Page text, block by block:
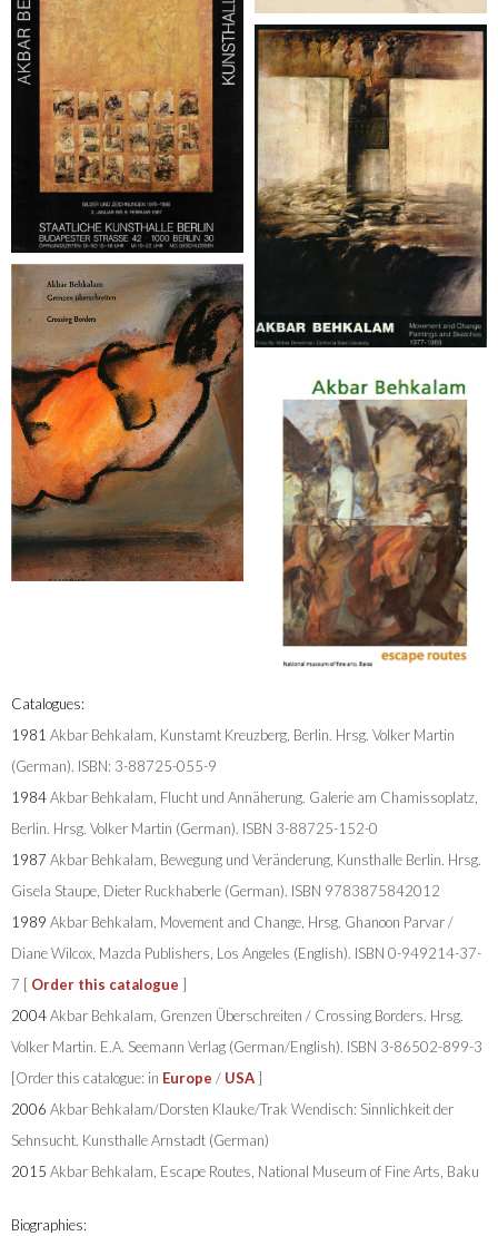
Catalogues:
1981 Akbar Behkalam, Kunstamt Kreuzberg, Berlin. Hrsg. Volker Martin
(German). ISBN: 3-88725-055-9
1984Akbar Behkalam, Flucht und Annäherung. Galerie am Chamissoplatz,
Berlin. Hrsg. Volker Martin (German). ISBN 3-88725-152-0
1987 Akbar Behkalam, Bewegung und Veränderung, Kunsthalle Berlin. Hrsg.
Gisela Staupe, Dieter Ruckhaberle (German). ISBN 9783875842012
1989 Akbar Behkalam, Movement and Change, Hrsg. Ghanoon Parvar /
Diane Wilcox, Mazda Publishers, Los Angeles (English). ISBN 0-949214-37-
7 [ Order this catalogue ]
2004Akbar Behkalam, Grenzen Überschreiten / Crossing Borders. Hrsg.
Volker Martin. E.A. Seemann Verlag (German/English). ISBN 3-86502-899-3
[Order this catalogue: in Europe / USA]
2006 Akbar Behkalam/Dorsten Klauke/Trak Wendisch: Sinnlichkeit der
Sehnsucht. Kunsthalle Arnstadt (German)
2015 Akbar Behkalam, Escape Routes, National Museum of Fine Arts, Baku
Biographies: